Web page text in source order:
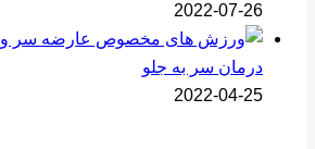
2022-07-26
درمان سر به جلو
2022-04-25